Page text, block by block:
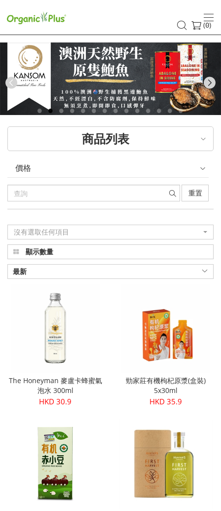
香
港
有
機
食
品
店
嚴
選
歐
美
產
品
真
正
|
Organic
(0)
Previous
商品列表
價格
重置
沒有選取任何項目
顯示數量
最新
The Honeyman 麥盧卡蜂蜜氣
泡水 300ml
HKD 30.9
勁家莊有機枸杞原漿(盒裝)
5x30ml
HKD 35.9